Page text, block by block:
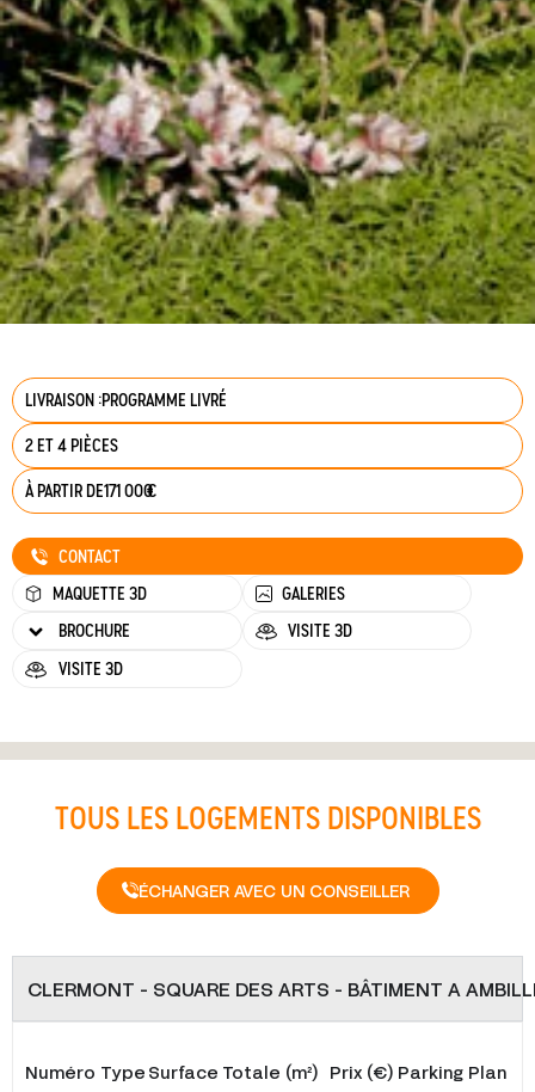
LIVRAISON :PROGRAMME LIVRÉ
2 ET 4 PIÈCES
À PARTIR DE171 000€
CONTACT
MAQUETTE 3D
GALERIES
BROCHURE
VISITE 3D
VISITE 3D
TOUS LES LOGEMENTS DISPONIBLES
ÉCHANGER AVEC UN CONSEILLER
CLERMONT - SQUARE DES ARTS - BÂTIMENT A
Numéro Type Surface Totale (m²) Prix (€) Parking Plan